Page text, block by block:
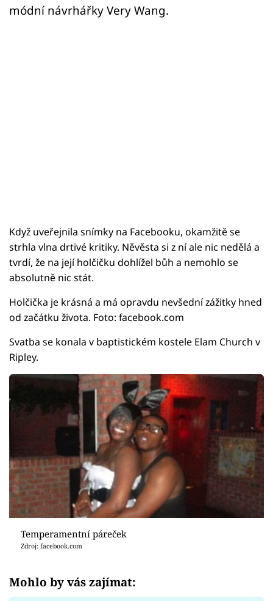
módní návrhářky Very Wang.
Když uveřejnila snímky na Facebooku, okamžitě se
strhla vlna drtivé kritiky. Něvěsta si z ní ale nic nedělá a
tvrdí, že na její holčičku dohlížel bůh a nemohlo se
absolutně nic stát.
Holčička je krásná a má opravdu nevšední zážitky hned
od začátku života. Foto: facebook.com
Svatba se konala v baptistickém kostele Elam Church v
Ripley.
Temperamentní páreček
Zdroj: facebook.com
Mohlo by vás zajímat: